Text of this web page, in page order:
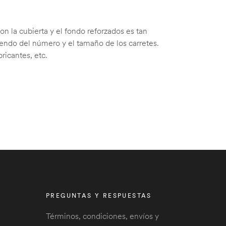
la cubierta y el fondo reforzados es tan
del número y el tamaño de los carretes.
etc.
PREGUNTAS Y RESPUESTAS
Términos, condiciones, envíos y